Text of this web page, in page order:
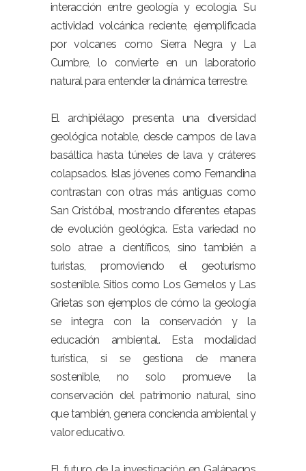
interacción entre geología y ecología. Su
actividad volcánica reciente, ejemplificada
por volcanes como Sierra Negra y La
Cumbre, lo convierte en un laboratorio
natural para entender la dinámica terrestre.
El archipiélago presenta una diversidad
geológica notable, desde campos de lava
basáltica hasta túneles de lava y cráteres
colapsados. Islas jóvenes como Fernandina
contrastan con otras más antiguas como
San Cristóbal, mostrando diferentes etapas
de evolución geológica. Esta variedad no
solo atrae a científicos, sino también a
turistas, promoviendo el geoturismo
sostenible. Sitios como Los Gemelos y Las
Grietas son ejemplos de cómo la geología
se integra con la conservación y la
educación ambiental. Esta modalidad
turística, si se gestiona de manera
sostenible, no solo promueve la
conservación del patrimonio natural, sino
que también, genera conciencia ambiental y
valor educativo.